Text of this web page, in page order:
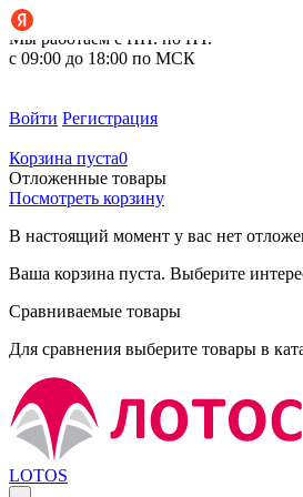
+7 (495) 212-14-37
Мы работаем с ПН. по ПТ.
с 09:00 до 18:00 по МСК
Войти Регистрация
Корзина пуста0
Отложенные товары
Посмотреть корзину
В настоящий момент у вас нет
Ваша корзина пуста. Выберите
Сравниваемые товары
Для сравнения выберите товары в
LOTOS